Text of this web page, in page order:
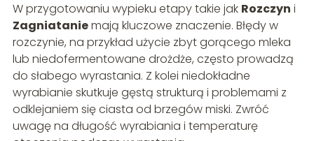
W przygotowaniu wypieku etapy takie jak Rozczyn i
Zagniataniemają kluczowe znaczenie. Błędy w
rozczynie, na przykład użycie zbyt gorącego mleka
lub niedofermentowane drożdże, często prowadzą
do słabego wyrastania. Z kolei niedokładne
wyrabianie skutkuje gęstą strukturą i problemami z
odklejaniem się ciasta od brzegów miski. Zwróć
uwagę na długość wyrabiania i temperaturę